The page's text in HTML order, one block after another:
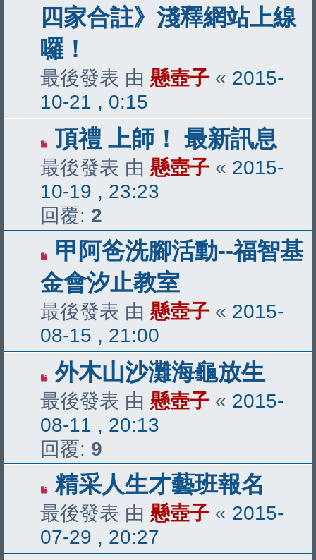
四家合註》淺釋網站上線
囉！
最後發表 由 懸壺子 « 2015-
10-21 , 0:15
頂禮 上師！ 最新訊息
最後發表 由 懸壺子 « 2015-
10-19 , 23:23
回覆: 2
甲阿爸洗腳活動--福智基
金會汐止教室
最後發表 由 懸壺子 « 2015-
08-15 , 21:00
外木山沙灘海龜放生
最後發表 由 懸壺子 « 2015-
08-11 , 20:13
回覆: 9
精采人生才藝班報名
最後發表 由 懸壺子 « 2015-
07-29 , 20:27